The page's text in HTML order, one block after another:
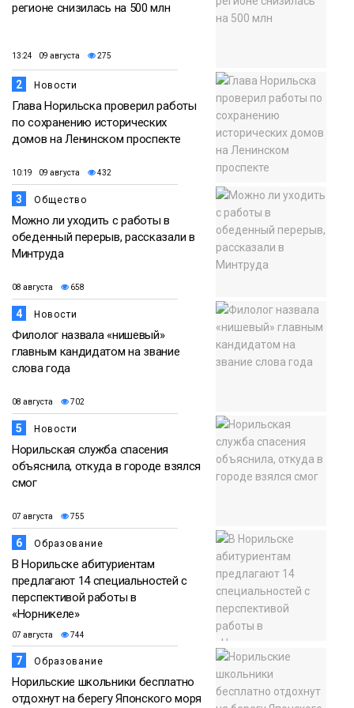
регионе снизилась на 500 млн
13:24 09 августа 275
2 Новости
Глава Норильска проверил работы
по сохранению исторических
домов на Ленинском проспекте
10:19 09 августа 432
3 Общество
Можно ли уходить с работы в
обеденный перерыв, рассказали в
Минтруда
08 августа 658
4 Новости
Филолог назвала «нишевый»
главным кандидатом на звание
слова года
08 августа 702
5 Новости
Норильская служба спасения
объяснила, откуда в городе взялся
смог
07 августа 755
6 Образование
В Норильске абитуриентам
предлагают 14 специальностей с
перспективой работы в
«Норникеле»
07 августа 744
7 Образование
Норильские школьники бесплатно
отдохнут на берегу Японского моря